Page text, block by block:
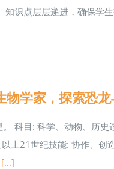
识点层层递进，确保学
学家，探索恐
科目: 科学、动物、历史
上21世纪技能: 协作、创
[...]